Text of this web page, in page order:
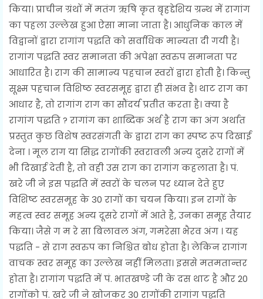
किया। प्राचीन ग्रंथों में मतंग ऋषि कृत बृहद्देशिय ग्रन्थ में रागांग
का पहला उल्लेख हुआ ऐसा माना जाता है। आधुनिक काल में
विद्वानों द्वारा रागांग पद्धति को सर्वाधिक मान्यता दी गयी है।
रागांग पद्धति स्वर समानता की अपेक्षा स्वरुप समानता पर
आधारित है। राग की सामान्य पहचान स्वरों द्वारा होती है। किन्तु
सूक्ष्म पहचान विशिष्ठ स्वरसमूह द्वारा ही संभव है। थाट राग का
आधार है, तो रागांग राग का सौंदर्य प्रतीत करता है। क्या है
रागांग पद्धति ? रागांग का शाब्दिक अर्थ है राग का अंग अर्थात
प्रस्तुत कुछ विशेष स्वरसंगती के द्वारा राग का स्पष्ट रूप दिखाई
देना । मूल राग या सिद्ध रागोंकी स्वरावली अन्य दुसरे रागों में
भी दिखाई देती है, तो वही उस राग का रागांग कहलाता है। पं.
खरे जी ने इस पद्धति में स्वरों के चलन पर ध्यान देते हुए
विशिष्ट स्वरसमूह के 30 रागों का चयन किया। इन रागों के
महत्व स्वर समूह अन्य दूसरे रागों में आते है, उनका समूह तैयार
किया। जैसे ग म रे सा बिलावल अंग, गमरेसा भैरव अंग । यह
पद्धति - से राग स्वरुप का निश्चित बोध होता है। लेकिन रागांग
वाचक स्वर समूह का उल्लेख नहीं मिलता। इससे मतमतान्तर
होता है। रागांग पद्धति में पं. भातखण्डे जी के दस थाट है और 20
रागोंको पं. खरे जी ने खोजकर 30 रागोंकी रागांग पद्धति